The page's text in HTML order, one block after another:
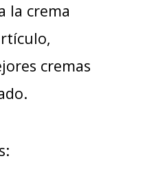
la crema
cremas